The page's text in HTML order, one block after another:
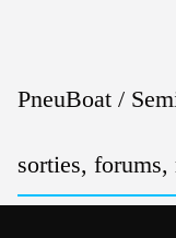
PneuBoat /
sorties, forums,